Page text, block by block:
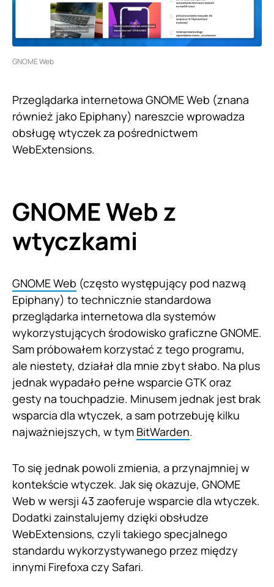
GNOME Web
Przeglądarka internetowa GNOME Web (znana
również jako Epiphany) nareszcie wprowadza
obsługę wtyczek za pośrednictwem
WebExtensions.
GNOME Web z
wtyczkami
GNOME Web (często występujący pod nazwą
Epiphany) to technicznie standardowa
przeglądarka internetowa dla systemów
wykorzystujących środowisko graficzne GNOME.
Sam próbowałem korzystać z tego programu,
ale niestety, działał dla mnie zbyt słabo. Na plus
jednak wypadało pełne wsparcie GTK oraz
gesty na touchpadzie. Minusem jednak jest brak
wsparcia dla wtyczek, a sam potrzebuję kilku
najważniejszych, w tym BitWarden.
To się jednak powoli zmienia, a przynajmniej w
kontekście wtyczek. Jak się okazuje, GNOME
Web w wersji 43 zaoferuje wsparcie dla wtyczek.
Dodatki zainstalujemy dzięki obsłudze
WebExtensions, czyli takiego specjalnego
standardu wykorzystywanego przez między
innymi Firefoxa czy Safari.